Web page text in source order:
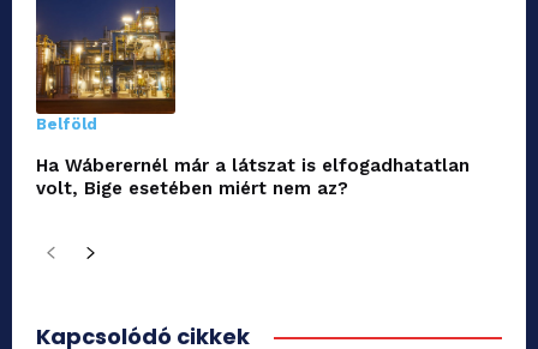
Belföld
Ha Wáberernél már a látszat is elfogadhatatlan
volt, Bige esetében miért nem az?
Kapcsolódó cikkek